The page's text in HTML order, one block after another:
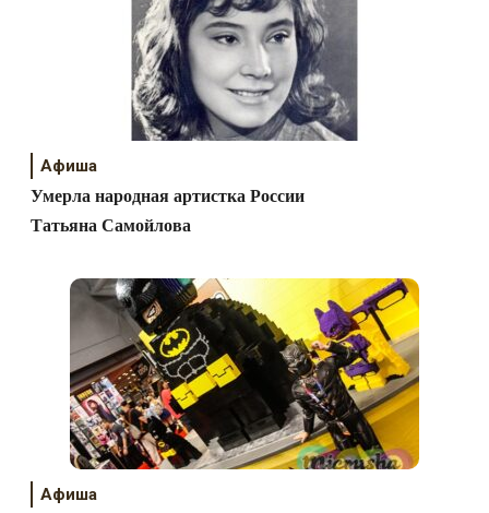
Афиша
Умерла народная артистка России
Татьяна Самойлова
Афиша